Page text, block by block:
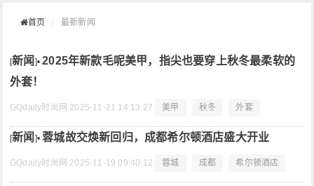
首页 最新新闻
[新闻 ]•2025年新款毛呢美甲，指尖也要穿上秋冬最柔软的
外套！
GQdaily时尚网 2025-11-21 14:13:27 美甲 秋冬 外套
[新闻 ]•蓉城故交焕新回归，成都希尔顿酒店盛大开业
GQdaily时尚网 2025-11-19 09:40:12 蓉城 成都 希尔顿酒店